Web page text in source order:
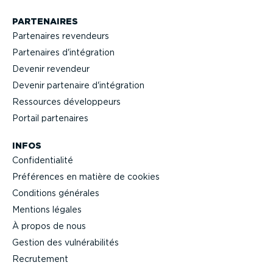
PARTENAIRES
Partenaires revendeurs
Partenaires d'intégration
Devenir revendeur
Devenir partenaire d'intégration
Ressources dévelop­peurs
Portail partenaires
INFOS
Confi­den­tialité
Préférences en matière de cookies
Conditions générales
Mentions légales
À propos de nous
Gestion des vulné­ra­bi­lités
Recrutement